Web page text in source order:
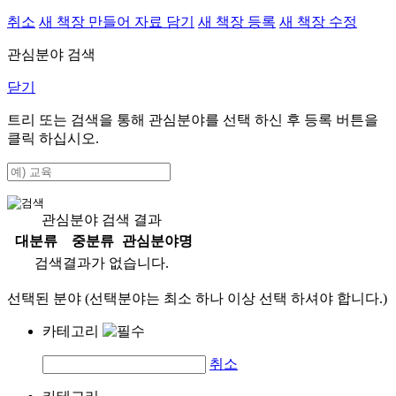
취소 새 책장 만들어 자료 담기 새 책장 등록 새 책장 수정
관심분야 검색
닫기
트리 또는 검색을 통해 관심분야를 선택 하신 후 등록 버튼을
클릭 하십시오.
관심분야 검색 결과
대분류
중분류
관심분야명
검색결과가 없습니다.
선택된 분야 (선택분야는 최소 하나 이상 선택 하셔야 합니다.)
카테고리
취소